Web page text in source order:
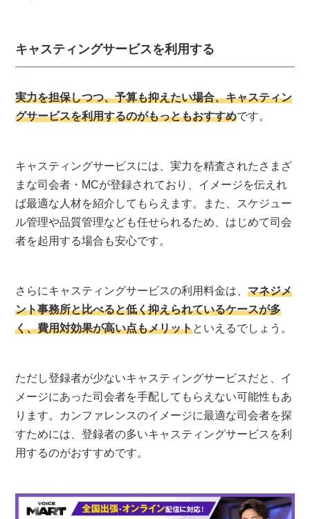
キャスティングサービスを利用する
実力を担保しつつ、予算も抑えたい場合、キャスティン
グサービスを利用するのがもっともおすすめです。
キャスティングサービスには、実力を精査されたさまざ
まな司会者・MCが登録されており、イメージを伝えれ
ば最適な人材を紹介してもらえます。また、スケジュー
ル管理や品質管理なども任せられるため、はじめて司会
者を起用する場合も安心です。
さらにキャスティングサービスの利用料金は、マネジメ
ント事務所と比べると低く抑えられているケースが多
く、費用対効果が高い点もメリットといえるでしょう。
ただし登録者が少ないキャスティングサービスだと、イ
メージにあった司会者を手配してもらえない可能性もあ
ります。カンファレンスのイメージに最適な司会者を探
すためには、登録者の多いキャスティングサービスを利
用するのがおすすめです。